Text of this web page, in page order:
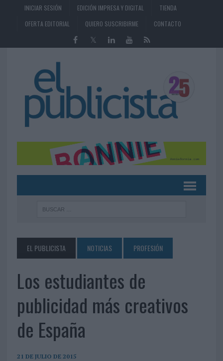
INICIAR SESIÓN EDICIÓN IMPRESA Y DIGITAL
TIENDA
OFERTA EDITORIAL
QUIERO SUSCRIBIRME CONTACTO
EL PUBLICISTA NOTICIAS PROFESIÓN
Los estudiantes de
publicidad más creativos
de España
21 DE JULIO DE 2015